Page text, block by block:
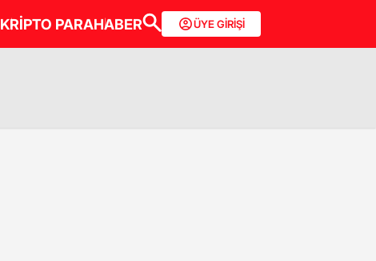
KRİPTO PARAHABER ÜYE GİRİŞİ